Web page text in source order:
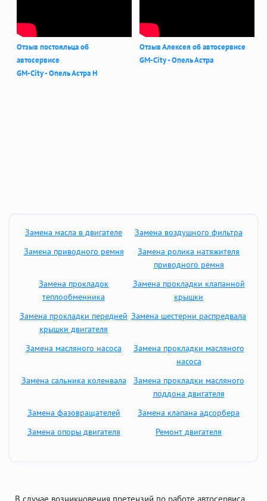
Отзыв постояльца об
автосервисе
GM-City - Опель Астра Н
Отзыв Алексея об автосервисе
GM-City - Опель Астра
Замена масла в двигателе
Замена воздушного фильтра
Замена приводного ремня
Замена ролика натяжителя
приводного ремня
Замена прокладок
теплообменника
Замена прокладки клапанной
крышки
Замена прокладки передней
крышки двигателя
Замена шестерни распредвала
Замена масляного насоса
Замена прокладки масляного
насоса
Замена сальника коленвала
Замена прокладки масляного
поддона двигателя
Замена фазовращателей
Замена клапана адсорбера
Замена опоры двигателя
Ремонт двигателя